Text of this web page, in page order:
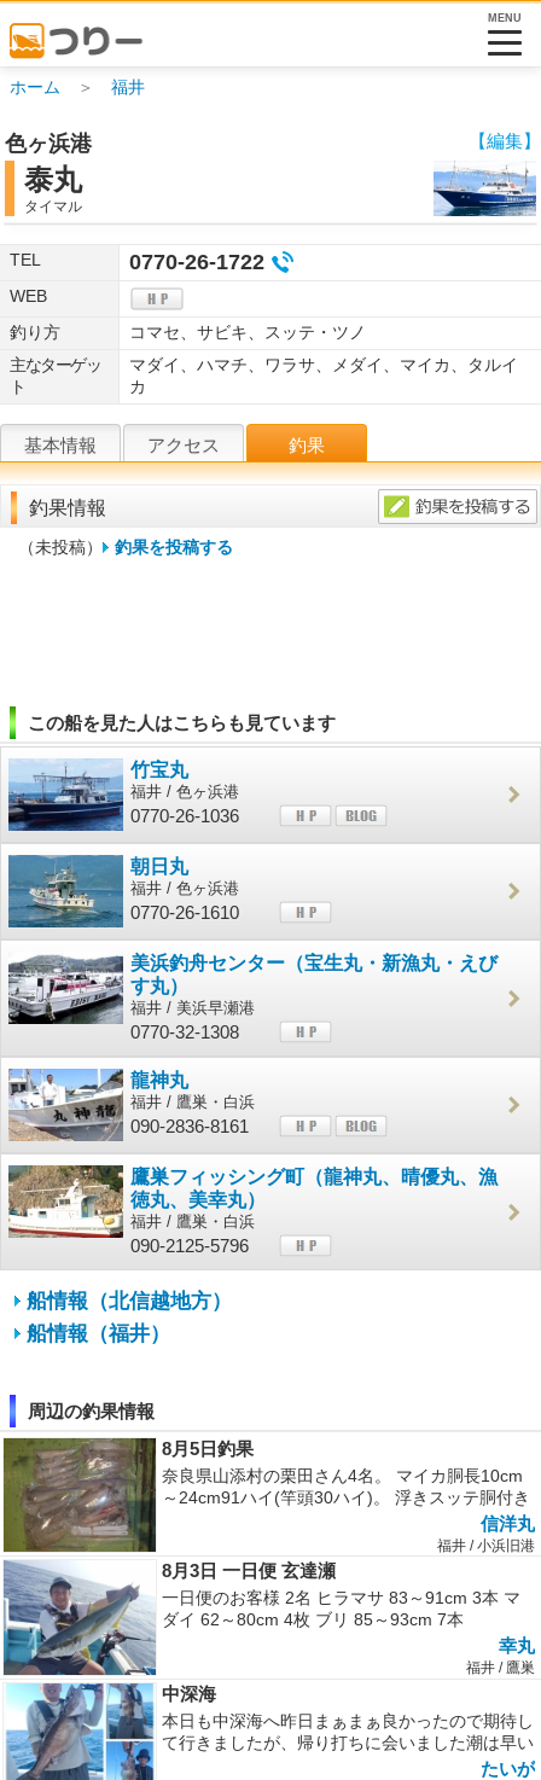
MENU
ホーム ＞ 福井
【編集】
色ヶ浜港
泰丸
タイマル
TEL 0770-26-1722
WEB
釣り方
コマセ、サビキ、スッテ・ツノ
主なターゲッ
ト
マダイ、ハマチ、ワラサ、メダイ、マイカ、タルイ
カ
基本情報 アクセス 釣果
釣果情報
（未投稿） 釣果を投稿する
この船を見た人はこちらも見ています
竹宝丸
福井 / 色ヶ浜港
0770-26-1036
朝日丸
福井 / 色ヶ浜港
0770-26-1610
美浜釣舟センター（宝生丸・新漁丸・えび
す丸）
福井 / 美浜早瀬港
0770-32-1308
龍神丸
福井 / 鷹巣・白浜
090-2836-8161
鷹巣フィッシング町（龍神丸、晴優丸、漁
徳丸、美幸丸）
福井 / 鷹巣・白浜
090-2125-5796
船情報（北信越地方）
船情報（福井）
周辺の釣果情報
8月5日釣果
奈良県山添村の栗田さん4名。 マイカ胴長10cm
～24cm91ハイ(竿頭30ハイ)。 浮きスッテ胴付き
信洋丸
福井 / 小浜旧港
8月3日 一日便 玄達瀬
一日便のお客様 2名 ヒラマサ 83～91cm 3本 マ
ダイ 62～80cm 4枚 ブリ 85～93cm 7本
幸丸
福井 / 鷹巣
中深海
本日も中深海へ昨日まぁまぁ良かったので期待し
て行きましたが、帰り打ちに会いました潮は早い
たいが